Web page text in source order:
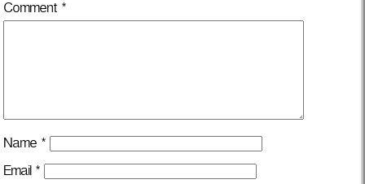
Comment *
Name *
Email *